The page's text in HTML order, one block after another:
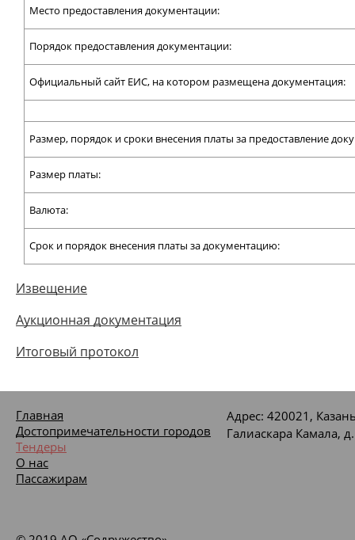
Место предоставления документации:
Порядок предоставления документации:
Официальный сайт ЕИС, на котором размещена документация:
Размер, порядок и сроки внесения платы за предоставление
Размер платы:
Валюта:
Срок и порядок внесения платы за документацию:
Извещение
Аукционная документация
Итоговый протокол
Главная
Достопримечательности городов
Тендеры
О нас
Пассажирам
Адрес: 420021,
Галиаскара Камала,